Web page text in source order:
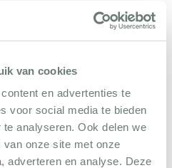
van cookies
en advertenties te
voor social media te bieden
analyseren. Ook delen we
onze site met onze
adverteren en analyse. Deze
Dorf in der Nähe von
der Nähe gibt es viele
in den Wald für
dieser Region stammen
wie duftender
Es ist ein schönes
erhaltenes